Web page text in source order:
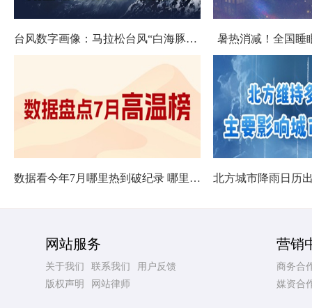
台风数字画像：马拉松台风“白海豚”将影响十余省份 暑热消减！全国睡
数据看今年7月哪里热到破纪录 哪里暑热连轴转
网站服务
关于我们 联系我们
用户反馈
版权声明
网站律师
营销
商务合
媒资合